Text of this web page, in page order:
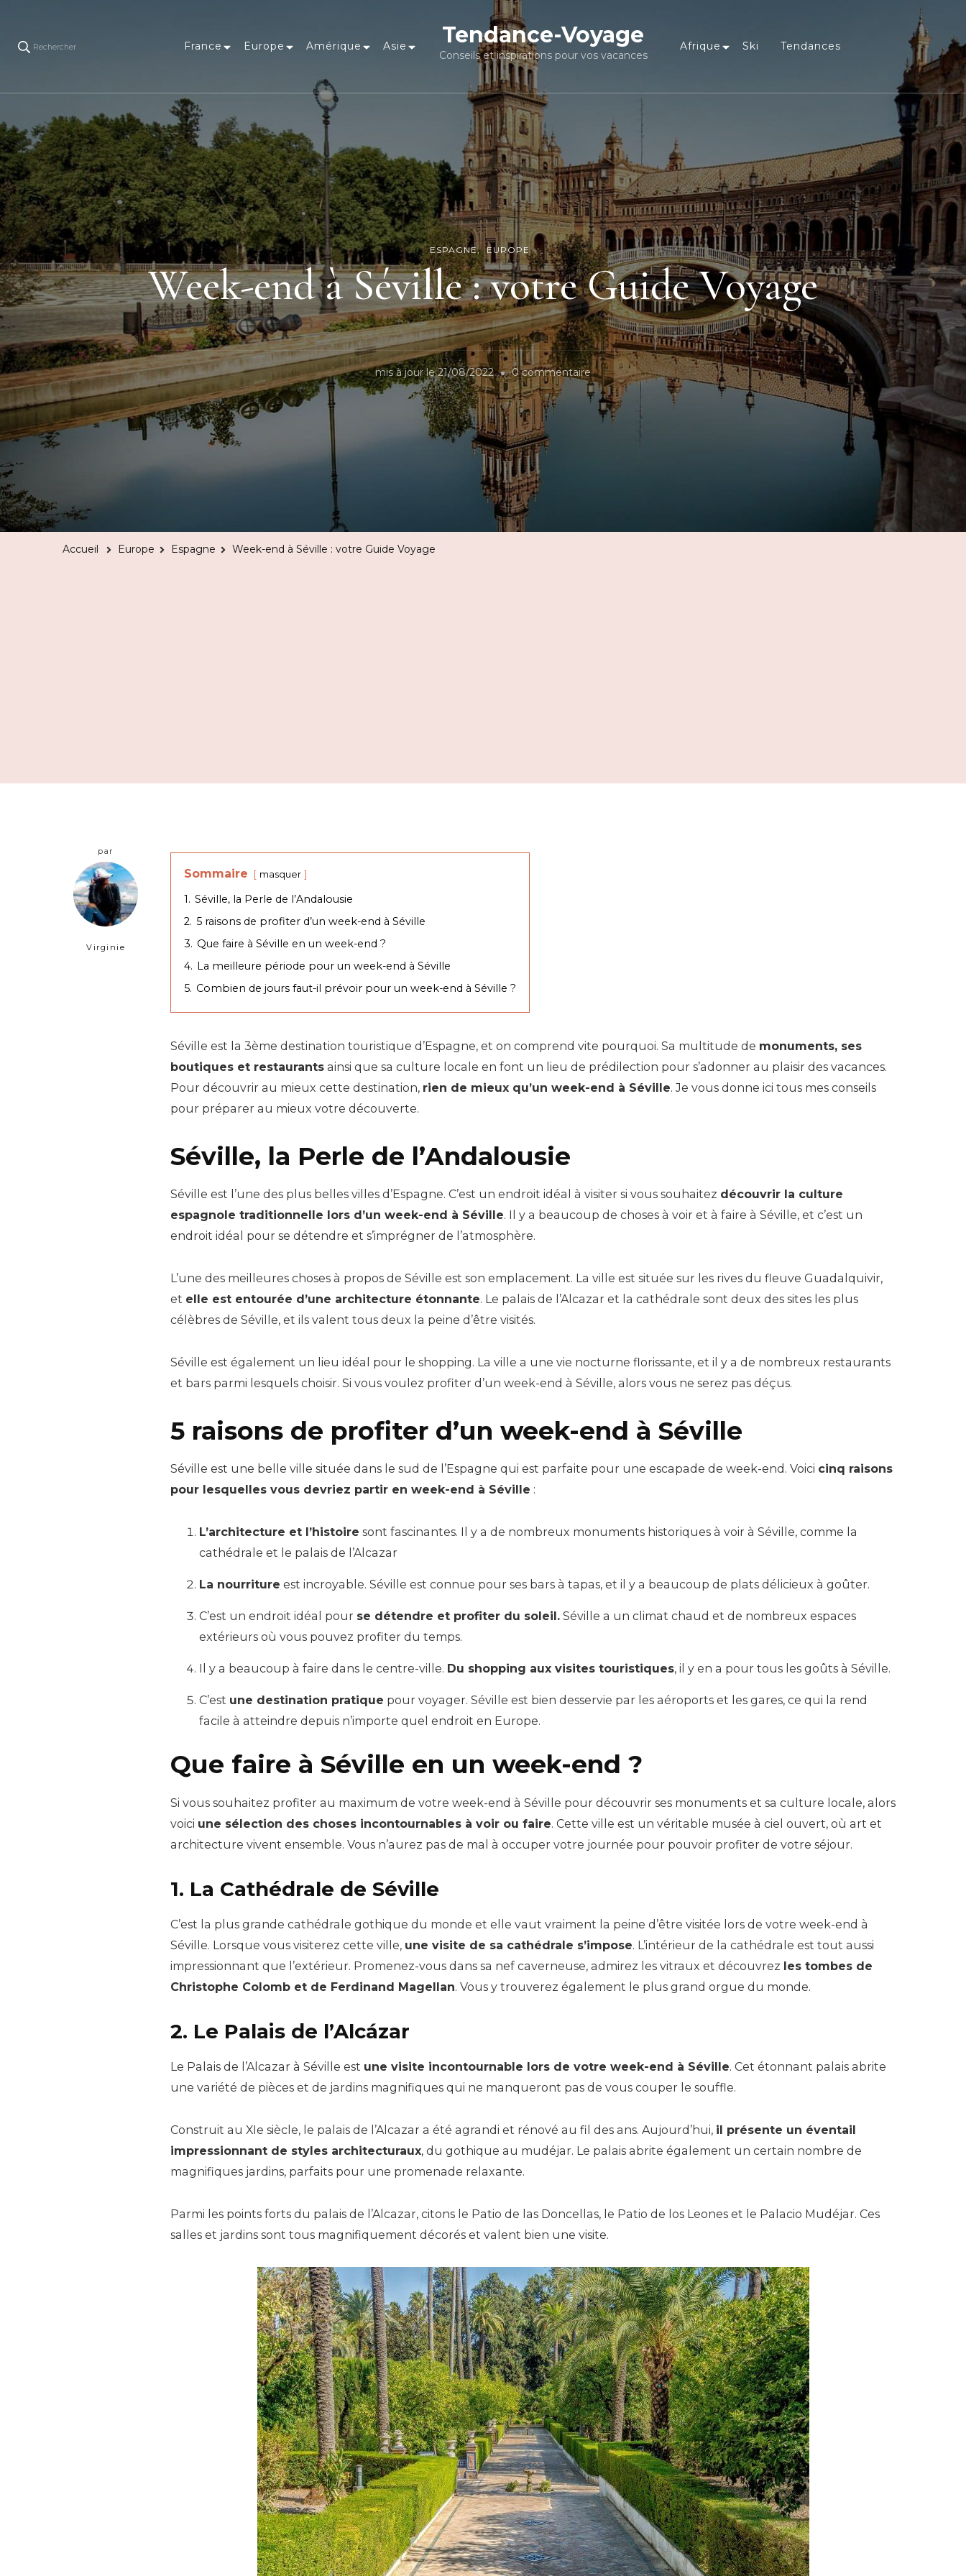
Rechercher France Europe Amérique Asie Tendance-Voyage
Conseils et inspirations pour vos vacances
Afrique Ski Tendances
ESPAGNE EUROPE
Week-end à Séville : votre Guide Voyage
mis à jour le21/08/2022 0 commentairesur
Week-
end
Accueil
Europe Espagne Week-end à Séville : votre Guide Voyage
par
Virginie
Sommaire masquer
1. Séville, la Perle de l’Andalousie
2. 5 raisons de profiter d’un week-end à Séville
3. Que faire à Séville en un week-end ?
4. La meilleure période pour un week-end à Séville
5. Combien de jours faut-il prévoir pour un week-end à Séville ?
Séville est la 3ème destination touristique d’Espagne, et on comprend vite pourquoi. Sa multitude de monuments, ses
boutiques et restaurants ainsi que sa culture locale en font un lieu de prédilection pour s’adonner au plaisir des vacances.
Pour découvrir au mieux cette destination, rien de mieux qu’un week-end à Séville. Je vous donne ici tous mes conseils
pour préparer au mieux votre découverte.
Séville, la Perle de l’Andalousie
Séville est l’une des plus belles villes d’Espagne. C’est un endroit idéal à visiter si vous souhaitez découvrir la culture
espagnole traditionnelle lors d’un week-end à Séville. Il y a beaucoup de choses à voir et à faire à Séville, et c’est un
endroit idéal pour se détendre et s’imprégner de l’atmosphère.
L’une des meilleures choses à propos de Séville est son emplacement. La ville est située sur les rives du fleuve Guadalquivir,
et elle est entourée d’une architecture étonnante. Le palais de l’Alcazar et la cathédrale sont deux des sites les plus
célèbres de Séville, et ils valent tous deux la peine d’être visités.
Séville est également un lieu idéal pour le shopping. La ville a une vie nocturne florissante, et il y a de nombreux restaurants
et bars parmi lesquels choisir. Si vous voulez profiter d’un week-end à Séville, alors vous ne serez pas déçus.
5 raisons de profiter d’un week-end à Séville
Séville est une belle ville située dans le sud de l’Espagne qui est parfaite pour une escapade de week-end. Voici cinq raisons
pour lesquelles vous devriez partir en week-end à Séville :
L’architecture et l’histoire sont fascinantes. Il y a de nombreux monuments historiques à voir à Séville, comme la
cathédrale et le palais de l’Alcazar
La nourriture est incroyable. Séville est connue pour ses bars à tapas, et il y a beaucoup de plats délicieux à goûter.
C’est un endroit idéal pour se détendre et profiter du soleil. Séville a un climat chaud et de nombreux espaces
extérieurs où vous pouvez profiter du temps.
Il y a beaucoup à faire dans le centre-ville. Du shopping aux visites touristiques, il y en a pour tous les goûts à Séville.
C’est une destination pratique pour voyager. Séville est bien desservie par les aéroports et les gares, ce qui la rend
facile à atteindre depuis n’importe quel endroit en Europe.
Que faire à Séville en un week-end ?
Si vous souhaitez profiter au maximum de votre week-end à Séville pour découvrir ses monuments et sa culture locale, alors
voici une sélection des choses incontournables à voir ou faire. Cette ville est un véritable musée à ciel ouvert, où art et
architecture vivent ensemble. Vous n’aurez pas de mal à occuper votre journée pour pouvoir profiter de votre séjour.
1. La Cathédrale de Séville
C’est la plus grande cathédrale gothique du monde et elle vaut vraiment la peine d’être visitée lors de votre week-end à
Séville. Lorsque vous visiterez cette ville, une visite de sa cathédrale s’impose. L’intérieur de la cathédrale est tout aussi
impressionnant que l’extérieur. Promenez-vous dans sa nef caverneuse, admirez les vitraux et découvrez les tombes de
Christophe Colomb et de Ferdinand Magellan. Vous y trouverez également le plus grand orgue du monde.
2. Le Palais de l’Alcázar
Le Palais de l’Alcazar à Séville est une visite incontournable lors de votre week-end à Séville. Cet étonnant palais abrite
une variété de pièces et de jardins magnifiques qui ne manqueront pas de vous couper le souffle.
Construit au XIe siècle, le palais de l’Alcazar a été agrandi et rénové au fil des ans. Aujourd’hui, il présente un éventail
impressionnant de styles architecturaux, du gothique au mudéjar. Le palais abrite également un certain nombre de
magnifiques jardins, parfaits pour une promenade relaxante.
Parmi les points forts du palais de l’Alcazar, citons le Patio de las Doncellas, le Patio de los Leones et le Palacio Mudéjar. Ces
salles et jardins sont tous magnifiquement décorés et valent bien une visite.